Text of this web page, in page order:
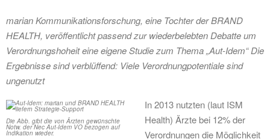
marian Kommunikationsforschung, eine Tochter der BRAND
HEALTH, veröffentlicht passend zur wiederbelebten Debatte um
Verordnungshoheit eine eigene Studie zum Thema „Aut-Idem“ Die
Ergebnisse sind verblüffend: Viele Verordnungpotentiale sind
ungenutzt
Die Abb. gibt die von Ärzten gewünschte
Notw. der Nec Aut-Idem VO bezogen auf
Indikation wieder.
In 2013 nutzten (laut ISM
Health) Ärzte bei 12% der
Verordnungen die Möglichkeit